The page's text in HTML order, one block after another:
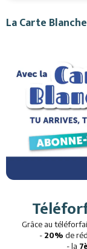
La Carte
Grâce au
- 20% de
- la